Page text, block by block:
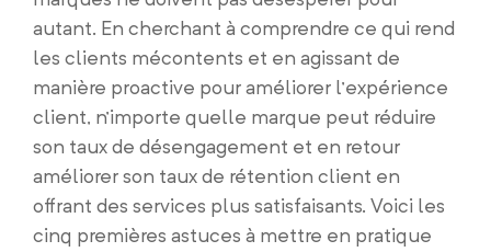
autant. En cherchant à comprendre ce qui rend
les clients mécontents et en agissant de
manière proactive pour améliorer l’expérience
client, n’importe quelle marque peut réduire
son taux de désengagement et en retour
améliorer son taux de rétention client en
offrant des services plus satisfaisants. Voici les
cinq premières astuces à mettre en pratique